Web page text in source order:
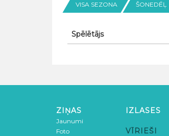
VISA SEZONA ŠONEDĒĻ
Spēlētājs
ZIŅAS
Jaunumi
Foto
IZLASES
VĪRIEŠI